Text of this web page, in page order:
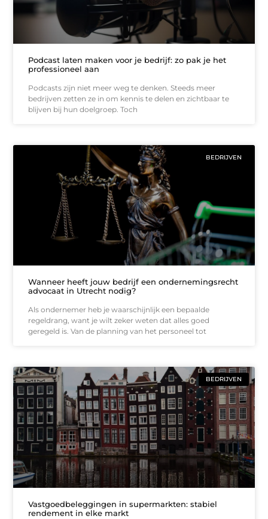
Podcast laten maken voor je bedrijf: zo pak je het
professioneel aan
Podcasts zijn niet meer weg te denken. Steeds meer
bedrijven zetten ze in om kennis te delen en zichtbaar te
blijven bij hun doelgroep. Toch
BEDRIJVEN
Wanneer heeft jouw bedrijf een ondernemingsrecht
advocaat in Utrecht nodig?
Als ondernemer heb je waarschijnlijk een bepaalde
regeldrang, want je wilt zeker weten dat alles goed
geregeld is. Van de planning van het personeel tot
BEDRIJVEN
Vastgoedbeleggingen in supermarkten: stabiel
rendement in elke markt